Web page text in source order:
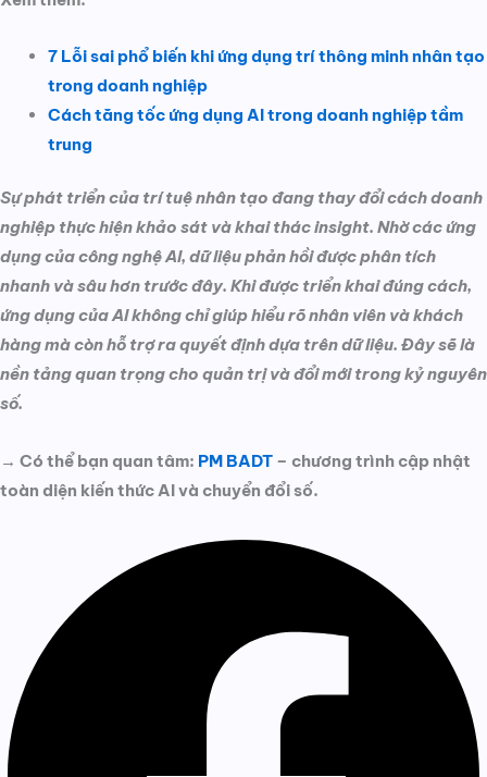
7 Lỗi sai phổ biến khi ứng dụng trí thông minh nhân tạo
trong doanh nghiệp
Cách tăng tốc ứng dụng AI trong doanh nghiệp tầm
trung
Sự phát triển của trí tuệ nhân tạo đang thay đổi cách doanh
nghiệp thực hiện khảo sát và khai thác insight. Nhờ các ứng
dụng của công nghệ AI, dữ liệu phản hồi được phân tích
nhanh và sâu hơn trước đây. Khi được triển khai đúng cách,
ứng dụng của AI không chỉ giúp hiểu rõ nhân viên và khách
hàng mà còn hỗ trợ ra quyết định dựa trên dữ liệu. Đây sẽ là
nền tảng quan trọng cho quản trị và đổi mới trong kỷ nguyên
số.
→ Có thể bạn quan tâm: PM BADT – chương trình cập nhật
toàn diện kiến thức AI và chuyển đổi số.